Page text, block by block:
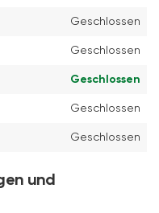
Geschlossen
Geschlossen
Geschlossen
Geschlossen
Geschlossen
und